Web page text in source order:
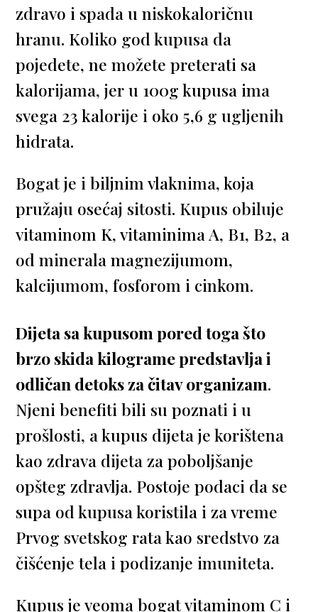
zdravo i spada u niskokaloričnu
hranu. Koliko god kupusa da
pojedete, ne možete preterati sa
kalorijama, jer u 100g kupusa ima
svega 23 kalorije i oko 5,6 g ugljenih
hidrata.
Bogat je i biljnim vlaknima, koja
pružaju osećaj sitosti. Kupus obiluje
vitaminom K, vitaminima A, B1, B2, a
od minerala magnezijumom,
kalcijumom, fosforom i cinkom.
Dijeta sa kupusom pored toga što
brzo skida kilograme predstavlja i
odličan detoks za čitav organizam.
Njeni benefiti bili su poznati i u
prošlosti, a kupus dijeta je korištena
kao zdrava dijeta za poboljšanje
opšteg zdravlja. Postoje podaci da se
supa od kupusa koristila i za vreme
Prvog svetskog rata kao sredstvo za
čišćenje tela i podizanje imuniteta.
Kupus je veoma bogat vitaminom C i